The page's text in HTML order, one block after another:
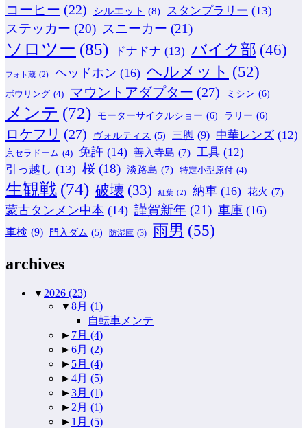
コーヒー (22) シルエット (8) スタンプラリー (13)
ステッカー (20) スニーカー (21)
ソロツー (85) ドナドナ (13) バイク部 (46)
フォト蔵 (2) ヘッドホン (16) ヘルメット (52)
ボウリング (4) マウントアダプター (27) ミシン (6)
メンテ (72) モーターサイクルショー (6) ラリー (6)
ロケフリ (27) ヴォルティス (5) 三脚 (9) 中華レンズ (12)
京セラドーム (4) 免許 (14) 善入寺島 (7) 工具 (12)
引っ越し (13) 桜 (18) 淡路島 (7) 特定小型原付 (4)
生観戦 (74) 破壊 (33) 紅葉 (2) 納車 (16) 花火 (7)
蒙古タンメン中本 (14) 謹賀新年 (21) 車庫 (16)
車検 (9) 門入ダム (5) 防湿庫 (3) 雨男 (55)
archives
▼ 2026 (23)
▼8月 (1)
自転車メンテ
► 7月 (4)
►6月 (2)
► 5月 (4)
►4月 (5)
►3月 (1)
► 2月 (1)
► 1月 (5)